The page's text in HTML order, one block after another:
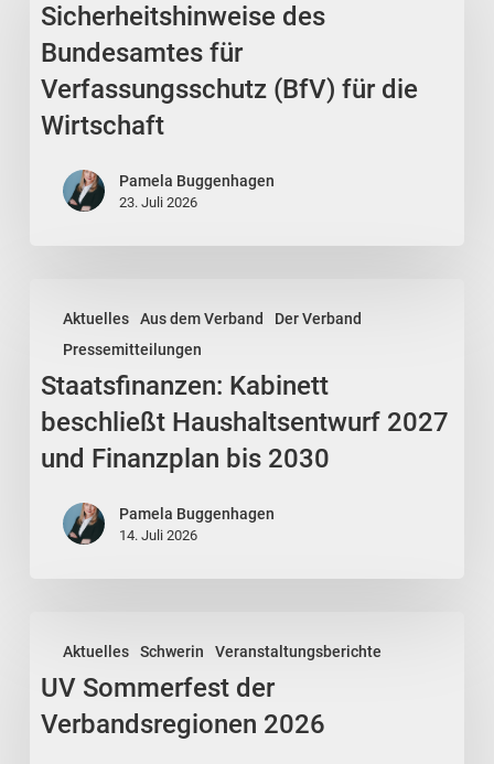
Bundesamtes
für
Verfassungsschutz
(BfV)
für
Wirtschaft
Sicherheitshinweise des
Bundesamtes für
Verfassungsschutz (BfV) für die
Wirtschaft
Pamela Buggenhagen
23. Juli 2026
Aktuelles Aus dem Verband
Der Verband
Pressemitteilungen
Kabinett
beschließt
Haushaltsentwurf
2027
und
2030
Staatsfinanzen: Kabinett
beschließt Haushaltsentwurf 2027
und Finanzplan bis 2030
Pamela Buggenhagen
14. Juli 2026
Aktuelles Schwerin Veranstaltungsberichte
Sommerfest
der
Verbandsregionen
UV Sommerfest der
Verbandsregionen 2026